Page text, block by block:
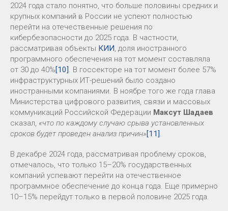
2024 года стало понятно, что больше половины средних и
крупных компаний в России не успеют полностью
перейти на отечественные решения по
кибербезопасности до 2025 года. В частности,
рассматривая объекты КИИ, доля иностранного
программного обеспечения на тот момент составляла
от 30 до 40%[10]. В госсекторе на тот момент более 57%
инфраструктурных ИТ-решений было создано
иностранными компаниями. В ноябре того же года глава
Министерства цифрового развития, связи и массовых
коммуникаций Российской Федерации Максут Шадаев
сказал, «что по каждому случаю срыва установленных
сроков будет проведен анализ причин»[11].
В декабре 2024 года, рассматривая проблему сроков,
отмечалось, что только 15–20% государственных
компаний успевают перейти на отечественное
программное обеспечение до конца года. Еще примерно
10–15% перейдут только в первой половине 2025 года.